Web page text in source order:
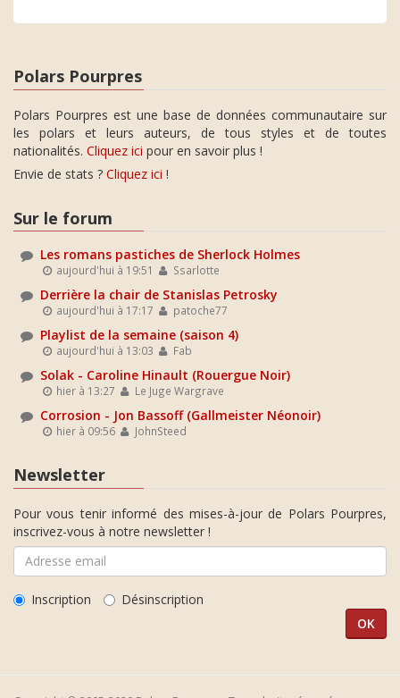
Polars Pourpres
Polars Pourpres est une base de données communautaire sur
les polars et leurs auteurs, de tous styles et de toutes
nationalités. Cliquez ici pour en savoir plus !
Envie de stats ? Cliquez ici !
Sur le forum
Les romans pastiches de Sherlock Holmes
aujourd'hui à 19:51 Ssarlotte
Derrière la chair de Stanislas Petrosky
aujourd'hui à 17:17 patoche77
Playlist de la semaine (saison 4)
aujourd'hui à 13:03 Fab
Solak - Caroline Hinault (Rouergue Noir)
hier à 13:27 Le Juge Wargrave
Corrosion - Jon Bassoff (Gallmeister Néonoir)
hier à 09:56 JohnSteed
Newsletter
Pour vous tenir informé des mises-à-jour de Polars Pourpres,
inscrivez-vous à notre newsletter !
Inscription Désinscription